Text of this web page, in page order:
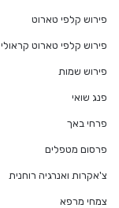
פירוש קלפי טארוט
פירוש קלפי טארוט קראולי
פירוש שמות
פנג שואי
פרחי באך
פרסום מטפלים
צ'אקרות ואנרגיה רוחנית
צמחי מרפא